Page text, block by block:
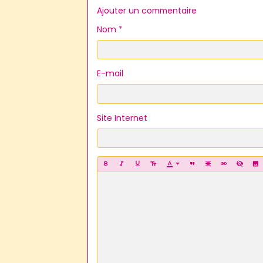
Ajouter un commentaire
Nom
E-mail
Site Internet